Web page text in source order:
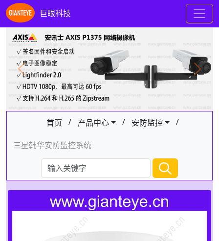
巨眼科技
Previous Next
首页 / 产品中心 / 安防监控 /
三星韩华安防监控系统